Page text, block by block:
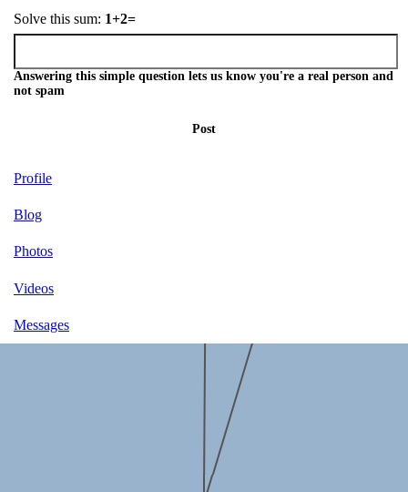
Solve this sum: 1+2=
Answering this simple question lets us know you're a real person and
not spam
Post
Profile
Blog
Photos
Videos
Messages